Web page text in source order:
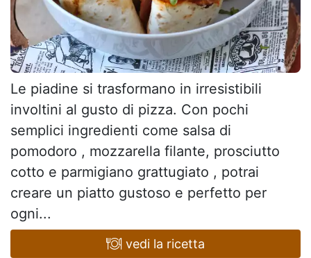
Le piadine si trasformano in irresistibili
involtini al gusto di pizza. Con pochi
semplici ingredienti come salsa di
pomodoro , mozzarella filante, prosciutto
cotto e parmigiano grattugiato , potrai
creare un piatto gustoso e perfetto per
ogni...
vedi la ricetta